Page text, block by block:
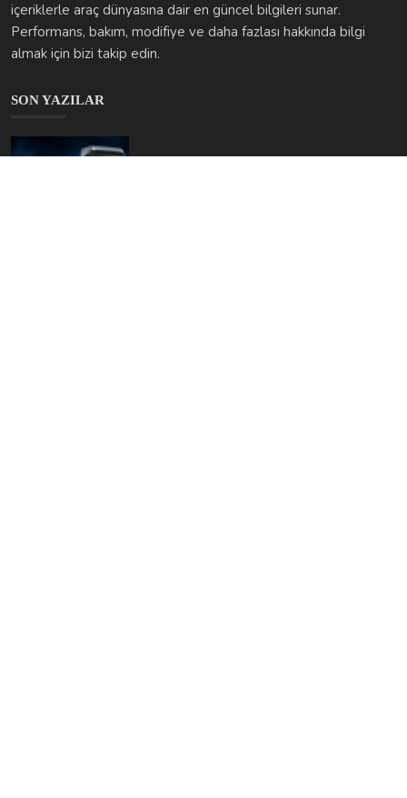
içeriklerle araç dünyasına dair en güncel bilgileri sunar.
Performans, bakım, modifiye ve daha fazlası hakkında bilgi
almak için bizi takip edin.
SON YAZILAR